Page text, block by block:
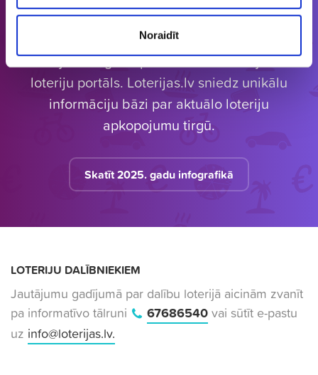
Noraidīt
Latvijā vienīgais specializētais Loterijas.lv
loteriju portāls. Loterijas.lv sniedz unikālu
informāciju bāzi par aktuālo loteriju
apkopojumu tirgū.
Skatīt 2025. gadu infografikā
LOTERIJU DALĪBNIEKIEM
Jautājumu gadījumā par dalību loterijā aicinām zvanīt
pa informatīvo tālruni
67686540vai sūtīt e-pastu
uz info@loterijas.lv.